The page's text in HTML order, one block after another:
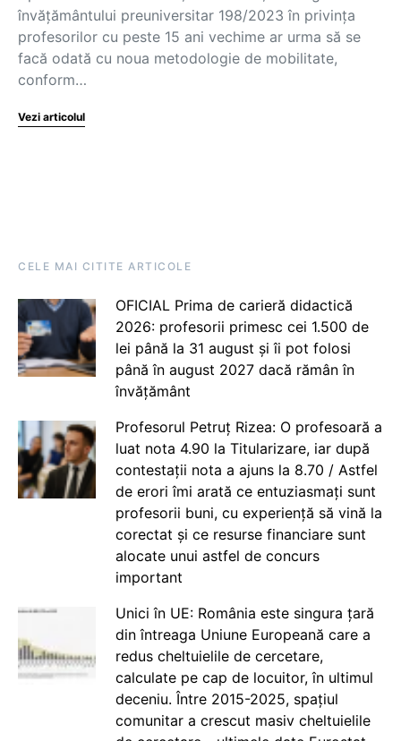
învățământului preuniversitar 198/2023 în privința
profesorilor cu peste 15 ani vechime ar urma să se
facă odată cu noua metodologie de mobilitate,
conform…
Vezi articolul
CELE MAI CITITE ARTICOLE
OFICIAL Prima de carieră didactică
2026: profesorii primesc cei 1.500 de
lei până la 31 august și îi pot folosi
până în august 2027 dacă rămân în
învățământ
Profesorul Petruț Rizea: O profesoară a
luat nota 4.90 la Titularizare, iar după
contestații nota a ajuns la 8.70 / Astfel
de erori îmi arată ce entuziasmați sunt
profesorii buni, cu experiență să vină la
corectat și ce resurse financiare sunt
alocate unui astfel de concurs
important
Unici în UE: România este singura țară
din întreaga Uniune Europeană care a
redus cheltuielile de cercetare,
calculate pe cap de locuitor, în ultimul
deceniu. Între 2015-2025, spațiul
comunitar a crescut masiv cheltuielile